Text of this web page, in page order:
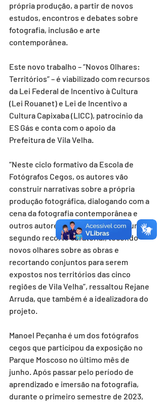
própria produção, a partir de novos
estudos, encontros e debates sobre
fotografia, inclusão e arte
contemporânea.
Este novo trabalho – “Novos Olhares:
Territórios” – é viabilizado com recursos
da Lei Federal de Incentivo à Cultura
(Lei Rouanet) e Lei de Incentivo a
Cultura Capixaba (LICC), patrocínio da
ES Gás e conta com o apoio da
Prefeitura de Vila Velha.
“Neste ciclo formativo da Escola de
Fotógrafos Cegos, os autores vão
construir narrativas sobre a própria
produção fotográfica, dialogando com a
cena da fotografia contemporânea e
outros autores. Teremos também um
segundo recorte curatorial, tecendo
novos olhares sobre as obras e
recortando conjuntos para serem
expostos nos territórios das cinco
regiões de Vila Velha”, ressaltou Rejane
Arruda, que também é a idealizadora do
projeto.
Manoel Peçanha é um dos fotógrafos
cegos que participou da exposição no
Parque Moscoso no último mês de
junho. Após passar pelo período de
aprendizado e imersão na fotografia,
durante o primeiro semestre de 2023,